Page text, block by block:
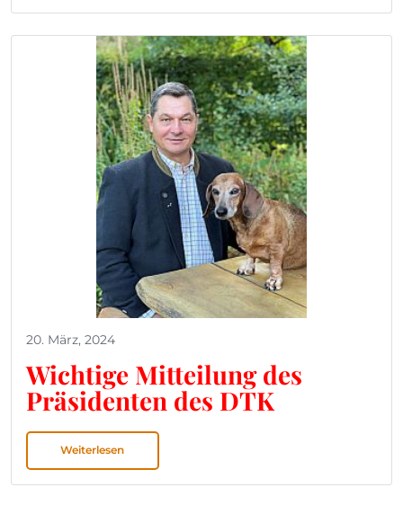
20. März, 2024
Wichtige Mitteilung des
Präsidenten des DTK
Weiterlesen